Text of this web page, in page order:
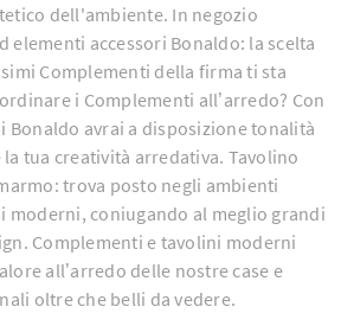
dell'ambiente. In negozio
elementi accessori Bonaldo: la scelta
Complementi della firma ti sta
i Complementi all’arredo? Con
avrai a disposizione tonalità
tua creatività arredativa. Tavolino
trova posto negli ambienti
moderni, coniugando al meglio grandi
Complementi e tavolini moderni
all’arredo delle nostre case e
oltre che belli da vedere.